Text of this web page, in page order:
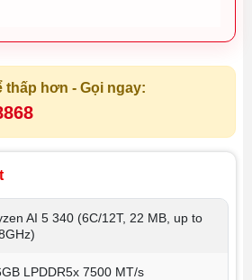
thấp hơn - Gọi ngay:
AI 5 340 (6C/12T, 22 MB, up to
LPDDR5x 7500 MT/s